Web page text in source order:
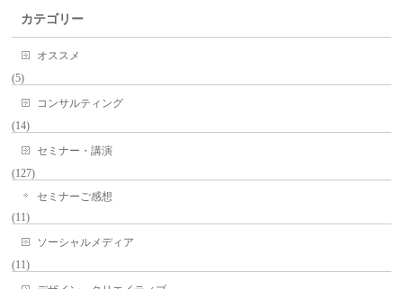
カテゴリー
オススメ
(5)
コンサルティング
(14)
セミナー・講演
(127)
セミナーご感想
(11)
ソーシャルメディア
(11)